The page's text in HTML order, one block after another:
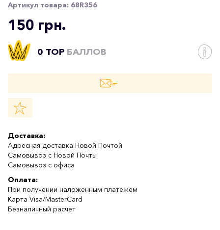
Артикул товара: 68R356
150 грн.
0 TOP БАЛЛОВ
Доставка:
Адресная доставка Новой Почтой
Самовывоз с Новой Почты
Самовывоз с офиса
Оплата:
При получении наложенным платежем
Карта Visa/MasterCard
Безналичный расчет